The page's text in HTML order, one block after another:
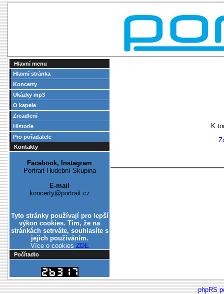
Hlavní menu
Hlavní stránka
Koncerty
Ukázky mp3
O kapele
Zrcadlení
Historie
Pro pořadatele
Kontakty
Facebook, Instagram
Portrait Hudební Skupina
E-mail
koncerty@portrait.cz
Tyto stránky používají pro lepší
výkon cookies. Tím, že na
stránkách setrváte, souhlasíte s
jejich používáním.
Více o cookies ZDE
Počítadlo
K
phpRS